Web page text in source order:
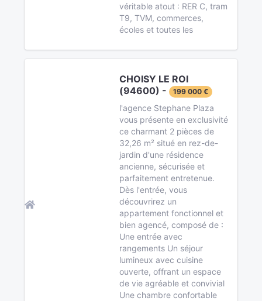
véritable atout : RER C, tram
T9, TVM, commerces,
écoles et toutes les
CHOISY LE ROI
(94600) -
199 000 €
l'agence Stephane Plaza
vous présente en exclusivité
ce charmant 2 pièces de
32,26 m² situé en rez-de-
jardin d'une résidence
ancienne, sécurisée et
parfaitement entretenue.
Dès l'entrée, vous
découvrirez un
appartement fonctionnel et
bien agencé, composé de :
Une entrée avec
rangements Un séjour
lumineux avec cuisine
ouverte, offrant un espace
de vie agréable et convivial
Une chambre confortable